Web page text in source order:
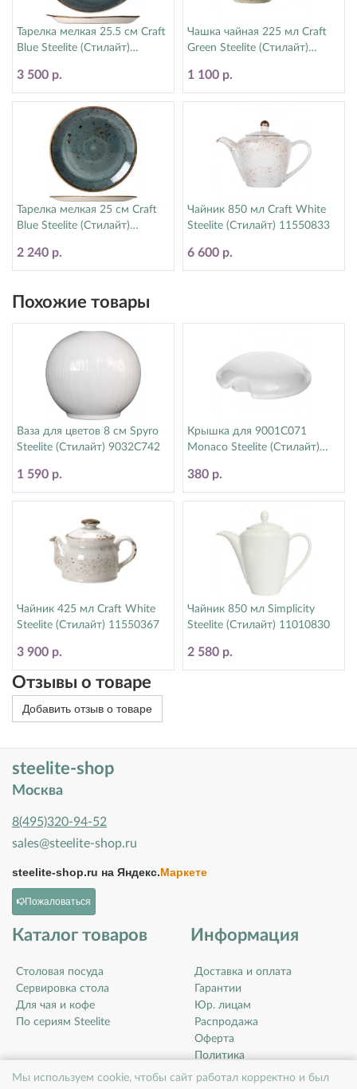
Мы используем cookie, чтобы сайт работал корректно и был
Тарелка мелкая 25.5 см Craft
Blue Steelite (Стилайт)
3 500 р.
Чашка чайная 225 мл Craft
Green Steelite (Стилайт)
1 100 р.
Тарелка мелкая 25 см Craft
Blue Steelite (Стилайт)
2 240 р.
Чайник 850 мл Craft White
Steelite (Стилайт) 11550833
6 600 р.
Похожие товары
Ваза для цветов 8 см Spyro
Steelite (Стилайт) 9032C742
1 590 р.
Крышка для 9001C071
Monaco Steelite (Стилайт)
380 р.
Чайник 425 мл Craft White
Steelite (Стилайт) 11550367
3 900 р.
Чайник 850 мл Simplicity
Steelite (Стилайт) 11010830
2 580 р.
Отзывы о товаре
Добавить отзыв о товаре
steelite-shop
Москва
8(495)320-94-52
sales@steelite-shop.ru
steelite-shop.ru на Яндекс.Маркете
Пожаловаться
Каталог товаров
Столовая посуда
Сервировка стола
Для чая и кофе
По сериям Steelite
Информация
Доставка и оплата
Гарантии
Юр. лицам
Распродажа
Оферта
Политика
конфиденциальности